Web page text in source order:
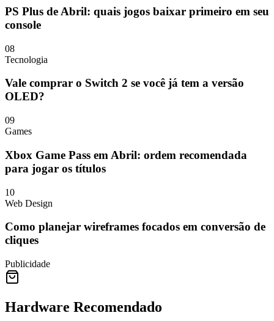
PS Plus de Abril: quais jogos baixar primeiro em seu
console
08
Tecnologia
Vale comprar o Switch 2 se você já tem a versão
OLED?
09
Games
Xbox Game Pass em Abril: ordem recomendada
para jogar os títulos
10
Web Design
Como planejar wireframes focados em conversão de
cliques
Publicidade
Hardware Recomendado